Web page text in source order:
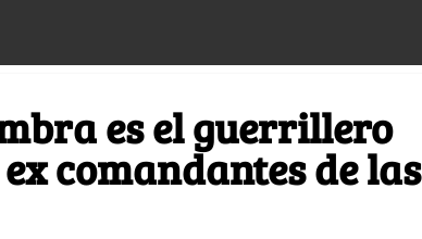
es el guerrillero
comandantes de las